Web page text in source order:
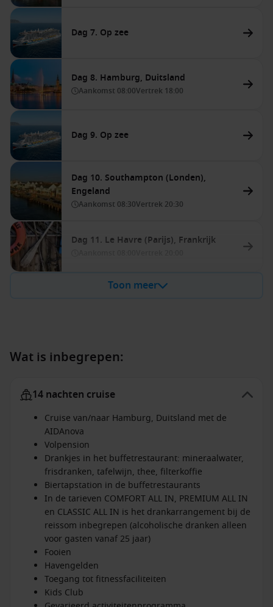
Dag 7. Op zee
Dag 8. Hamburg, Duitsland
Aankomst 08:00Vertrek 18:00
Dag 9. Op zee
Dag 10. Southampton (Londen),
Engeland
Aankomst 08:30Vertrek 20:30
Dag 11. Le Havre (Parijs), Frankrijk
Toon meer
Wat is inbegrepen:
14 nachten cruise
Cruise van/naar Hamburg, Duitsland met de
AIDAnova
Volpension
Drankjes in het buffetrestaurant: mineraalwater,
frisdranken, tafelwijn, thee, filterkoffie
Biertapstation in de buffetrestaurants
In de tarieven COMFORT ALL IN, PREMIUM ALL IN
en CLASSIC ALL IN is het drankarrangement bij de
reissom inbegrepen (alcoholische dranken alleen
voor gasten vanaf 25 jaar)
Fooien
Havengelden
Toegang tot fitnessfaciliteiten
Kids Club